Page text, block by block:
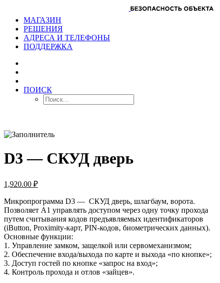
МАГАЗИН
РЕШЕНИЯ
АДРЕСА И ТЕЛЕФОНЫ
ПОДДЕРЖКА
ПОИСК
D3 — СКУД дверь
1,920.00 ₽
Микропрограмма D3 — СКУД дверь, шлагбаум, ворота.
Позволяет А1 управлять доступом через одну точку прохода
путем считывания кодов предъявляемых идентификаторов
(iButton, Proximity-карт, PIN-кодов, биометрических данных).
Основные функции:
1. Управление замком, защелкой или сервомеханизмом;
2. Обеспечение входа/выхода по карте и выхода «по кнопке»;
3. Доступ гостей по кнопке «запрос на вход»;
4. Контроль прохода и отлов «зайцев».